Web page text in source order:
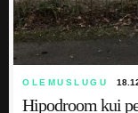
OLEMUSLUGU
Hipodroom kui